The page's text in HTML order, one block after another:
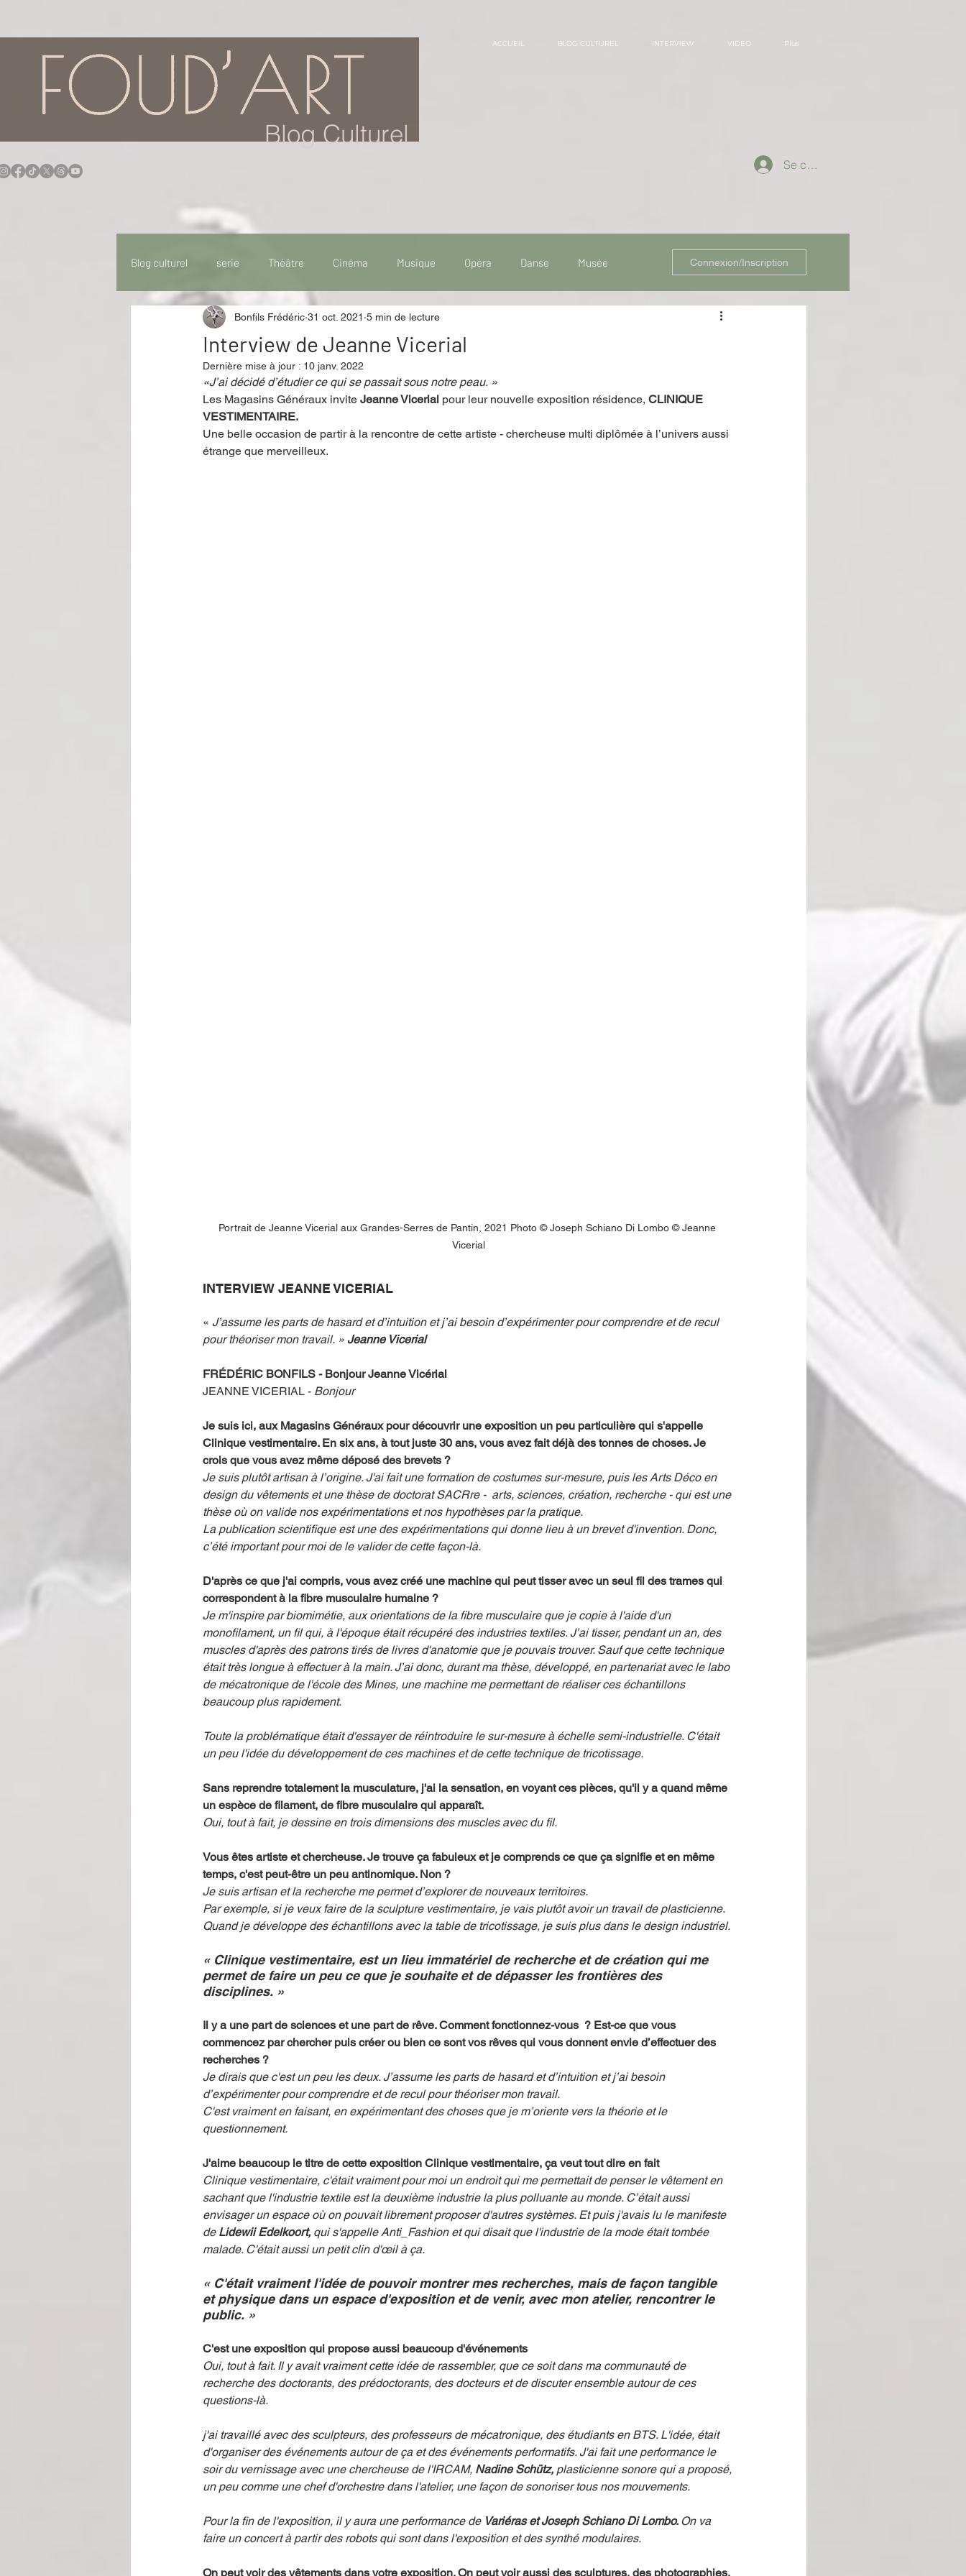
Blog Culturel
ACCUEIL BLOG CULTUREL INTERVIEW VIDEO Plus
Se connecter
Blog culturel serie Théâtre Cinéma Musique Opéra Danse Musée
Idées Sorties Idée de voyage Fooding - Restaurant
Performance Rire Récompense Festival Coup de coeur
Événement Validé par Romane. Spécial Famille Littérature Cirque Interview
Connexion/Inscription
Interview de Jeanne Vicerial
Bonfils Frédéric 31 oct. 2021 5 min de lecture
Dernière mise à jour : 10 janv. 2022
«J’ai décidé d’étudier ce qui se passait sous notre peau. »
Les Magasins Généraux invite Jeanne Vicerial pour leur nouvelle exposition résidence, CLINIQUE
VESTIMENTAIRE.
Une belle occasion de partir à la rencontre de cette artiste - chercheuse multi diplômée à l’univers aussi
étrange que merveilleux.
Portrait de Jeanne Vicerial aux Grandes-Serres de Pantin, 2021 Photo © Joseph Schiano Di Lombo © Jeanne
Vicerial
INTERVIEW JEANNE VICERIAL
« J’assume les parts de hasard et d’intuition et j’ai besoin d’expérimenter pour comprendre et de recul
pour théoriser mon travail. » Jeanne Vicerial
FRÉDÉRIC BONFILS - Bonjour Jeanne Vicérial
JEANNE VICERIAL - Bonjour
Je suis ici, aux Magasins Généraux pour découvrir une exposition un peu particulière qui s'appelle
Clinique vestimentaire. En six ans, à tout juste 30 ans, vous avez fait déjà des tonnes de choses. Je
crois que vous avez même déposé des brevets ?
Je suis plutôt artisan à l’origine. J'ai fait une formation de costumes sur-mesure, puis les Arts Déco en
design du vêtements et une thèse de doctorat SACRre -  arts, sciences, création, recherche - qui est une
thèse où on valide nos expérimentations et nos hypothèses par la pratique.
La publication scientifique est une des expérimentations qui donne lieu à un brevet d'invention. Donc,
c’été important pour moi de le valider de cette façon-là.
D'après ce que j'ai compris, vous avez créé une machine qui peut tisser avec un seul fil des trames qui
correspondent à la fibre musculaire humaine ?
Je m'inspire par biomimétie, aux orientations de la fibre musculaire que je copie à l'aide d'un
monofilament, un fil qui, à l'époque était récupéré des industries textiles. J’ai tisser, pendant un an, des
muscles d'après des patrons tirés de livres d'anatomie que je pouvais trouver. Sauf que cette technique
était très longue à effectuer à la main. J’ai donc, durant ma thèse, développé, en partenariat avec le labo
de mécatronique de l'école des Mines, une machine me permettant de réaliser ces échantillons
beaucoup plus rapidement.
Toute la problématique était d'essayer de réintroduire le sur-mesure à échelle semi-industrielle. C'était
un peu l'idée du développement de ces machines et de cette technique de tricotissage.
Sans reprendre totalement la musculature, j'ai la sensation, en voyant ces pièces, qu'il y a quand même
un espèce de filament, de fibre musculaire qui apparaît.
Oui, tout à fait, je dessine en trois dimensions des muscles avec du fil.
Vous êtes artiste et chercheuse. Je trouve ça fabuleux et je comprends ce que ça signifie et en même
temps, c'est peut-être un peu antinomique. Non ?
Je suis artisan et la recherche me permet d’explorer de nouveaux territoires.
Par exemple, si je veux faire de la sculpture vestimentaire, je vais plutôt avoir un travail de plasticienne.
Quand je développe des échantillons avec la table de tricotissage, je suis plus dans le design industriel.
« Clinique vestimentaire, est un lieu immatériel de recherche et de création qui me
permet de faire un peu ce que je souhaite et de dépasser les frontières des
disciplines. »
Il y a une part de sciences et une part de rêve. Comment fonctionnez-vous  ? Est-ce que vous
commencez par chercher puis créer ou bien ce sont vos rêves qui vous donnent envie d’effectuer des
recherches ?
Je dirais que c'est un peu les deux. J’assume les parts de hasard et d’intuition et j’ai besoin
d’expérimenter pour comprendre et de recul pour théoriser mon travail.
C'est vraiment en faisant, en expérimentant des choses que je m’oriente vers la théorie et le
questionnement.
J'aime beaucoup le titre de cette exposition Clinique vestimentaire, ça veut tout dire en fait
Clinique vestimentaire, c'était vraiment pour moi un endroit qui me permettait de penser le vêtement en
sachant que l'industrie textile est la deuxième industrie la plus polluante au monde. C’était aussi
envisager un espace où on pouvait librement proposer d'autres systèmes. Et puis j'avais lu le manifeste
de Lidewii Edelkoort, qui s'appelle Anti_Fashion et qui disait que l'industrie de la mode était tombée
malade. C'était aussi un petit clin d'œil à ça.
« C'était vraiment l'idée de pouvoir montrer mes recherches, mais de façon tangible
et physique dans un espace d'exposition et de venir, avec mon atelier, rencontrer le
public. »
C'est une exposition qui propose aussi beaucoup d'événements
Oui, tout à fait. Il y avait vraiment cette idée de rassembler, que ce soit dans ma communauté de
recherche des doctorants, des prédoctorants, des docteurs et de discuter ensemble autour de ces
questions-là.
j'ai travaillé avec des sculpteurs, des professeurs de mécatronique, des étudiants en BTS. L'idée, était
d'organiser des événements autour de ça et des événements performatifs. J'ai fait une performance le
soir du vernissage avec une chercheuse de l'IRCAM, Nadine Schütz, plasticienne sonore qui a proposé,
un peu comme une chef d'orchestre dans l'atelier, une façon de sonoriser tous nos mouvements.
Pour la fin de l'exposition, il y aura une performance de Variéras et Joseph Schiano Di Lombo. On va
faire un concert à partir des robots qui sont dans l'exposition et des synthé modulaires.
On peut voir des vêtements dans votre exposition. On peut voir aussi des sculptures, des photographies.